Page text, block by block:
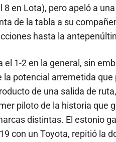
en Lota), pero apeló a
de la tabla a su
hasta la
el 1-2 en la general, sin
potencial arremetida que
de una salida de
piloto de la historia que
distintas. El estonio
con un Toyota, repitió la